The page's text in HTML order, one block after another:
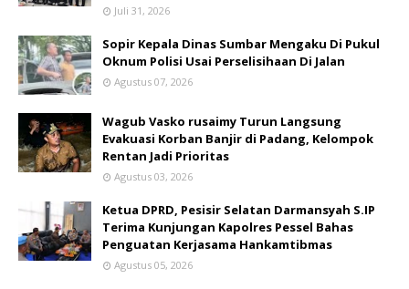
Juli 31, 2026
Sopir Kepala Dinas Sumbar Mengaku Di Pukul
Oknum Polisi Usai Perselisihaan Di Jalan
Agustus 07, 2026
Wagub Vasko rusaimy Turun Langsung
Evakuasi Korban Banjir di Padang, Kelompok
Rentan Jadi Prioritas
Agustus 03, 2026
Ketua DPRD, Pesisir Selatan Darmansyah S.IP
Terima Kunjungan Kapolres Pessel Bahas
Penguatan Kerjasama Hankamtibmas
Agustus 05, 2026